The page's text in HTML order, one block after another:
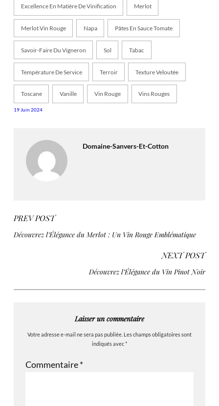
Excellence En Matière De Vinification Merlot
Merlot Vin Rouge Napa Pâtes En Sauce Tomate
Savoir-Faire Du Vigneron Sol Tabac
Température De Service Terroir Texture Veloutée
Toscane Vanille Vin Rouge Vins Rouges
19 Juin 2024
Domaine-Sanvers-Et-Cotton
PREV POST
Découvrez l’Élégance du Merlot : Un Vin Rouge Emblématique
NEXT POST
Découvrez l’Élégance du Vin Pinot Noir
Laisser un commentaire
Votre adresse e-mail ne sera pas publiée. Les champs obligatoires sont
indiqués avec*
Commentaire*